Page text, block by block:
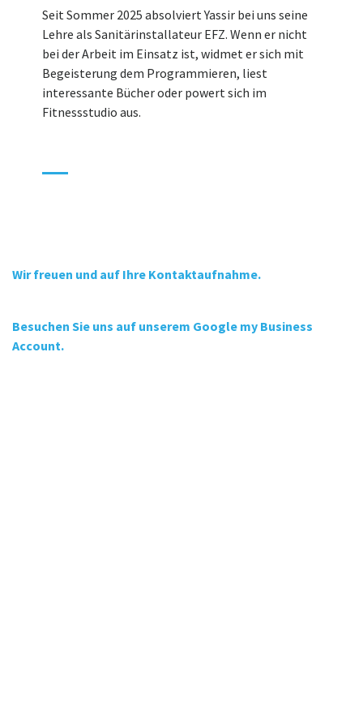
Seit Sommer 2025 absolviert Yassir bei uns seine
Lehre als Sanitärinstallateur EFZ. Wenn er nicht
bei der Arbeit im Einsatz ist, widmet er sich mit
Begeisterung dem Programmieren, liest
interessante Bücher oder powert sich im
Fitnessstudio aus.
Wir freuen und auf Ihre Kontaktaufnahme.
Besuchen Sie uns auf unserem Google my Business
Account.